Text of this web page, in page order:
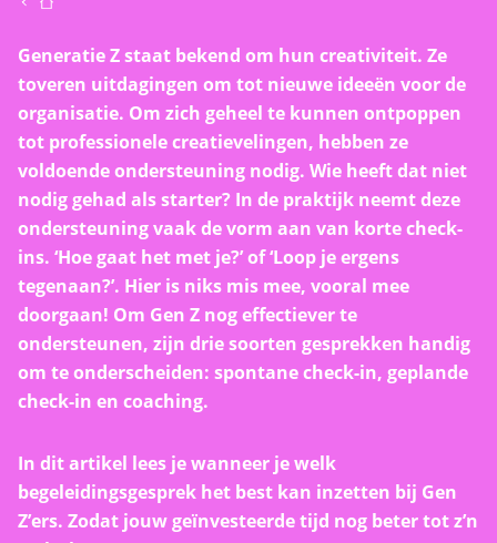
Generatie Z staat bekend om hun creativiteit. Ze
toveren uitdagingen om tot nieuwe ideeën voor de
organisatie. Om zich geheel te kunnen ontpoppen
tot professionele creatievelingen, hebben ze
voldoende ondersteuning nodig. Wie heeft dat niet
nodig gehad als starter? In de praktijk neemt deze
ondersteuning vaak de vorm aan van korte check-
ins. ‘Hoe gaat het met je?’ of ‘Loop je ergens
tegenaan?’. Hier is niks mis mee, vooral mee
doorgaan! Om Gen Z nog effectiever te
ondersteunen, zijn drie soorten gesprekken handig
om te onderscheiden: spontane check-in, geplande
check-in en coaching.
In dit artikel lees je wanneer je welk
begeleidingsgesprek het best kan inzetten bij Gen
Z’ers. Zodat jouw geïnvesteerde tijd nog beter tot z’n